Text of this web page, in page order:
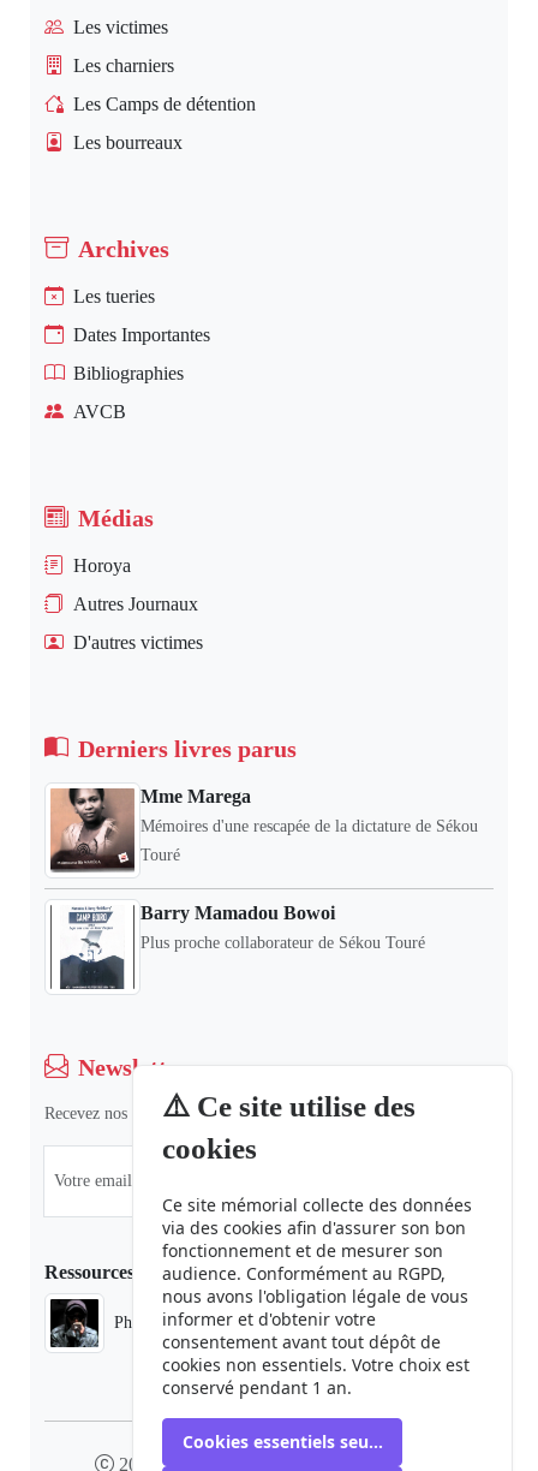
⚠️ Ce site utilise des
cookies
Ce site mémorial collecte des données
via des cookies afin d'assurer son bon
fonctionnement et de mesurer son
audience. Conformément au RGPD,
nous avons l'obligation légale de vous
informer et d'obtenir votre
consentement avant tout dépôt de
cookies non essentiels. Votre choix est
conservé pendant 1 an.
Cookies essentiels seulement
Les victimes
Les charniers
Les Camps de détention
Les bourreaux
Archives
Les tueries
Dates Importantes
Bibliographies
AVCB
Médias
Horoya
Autres Journaux
D'autres victimes
Derniers livres parus
Mme Marega
Mémoires d'une rescapée de la dictature de Sékou
Touré
Barry Mamadou Bowoi
Plus proche collaborateur de Sékou Touré
Newsletter
Recevez nos dernières informations et actualités.
Ressources
Phaduba camp boiro
2024 camp-boiro.org - Tous droits réservés